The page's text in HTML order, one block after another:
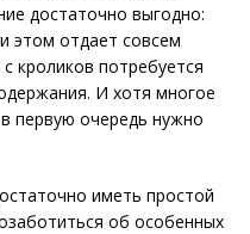
достаточно выгодно:
этом отдает совсем
кроликов потребуется
И хотя многое
первую очередь нужно
иметь простой
об особенных